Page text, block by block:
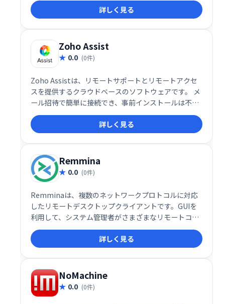
で、効率的な顧客対応を実現します。 スムーズなリモ
ートアクセスと会議機能により、迅速かつ効果的な技
術サポートを提供します。
詳しく見る
Zoho Assist
0.0 (0件)
Zoho Assistは、リモートサポートとリモートアクセ
スを提供するクラウドベースのソフトウェアです。 メ
ール招待で簡単に接続でき、事前インストールは不
要。PCとMacに対応し、ファイル転送、ボイス/ビデ
オチャット、再起動機能などを備えています。無人ア
クセス設定やマルチモニター対応など、多様な機能で
ITサポートやトレーニング、オンライン会議などを効
率化します。無料プランと、月額10ドルからの有料プ
ランがあります。
詳しく見る
Remmina
0.0 (0件)
Remminaは、複数のネットワークプロトコルに対応
したリモートデスクトップクライアントです。GUIを
利用して、システム管理者がさまざまなリモートコン
ピューターを簡単に操作できます。柔軟で一貫したユ
ーザーインターフェイスを提供することで、複数のデ
バイスを効率的に管理するのに役立ちます。
詳しく見る
NoMachine
0.0 (0件)